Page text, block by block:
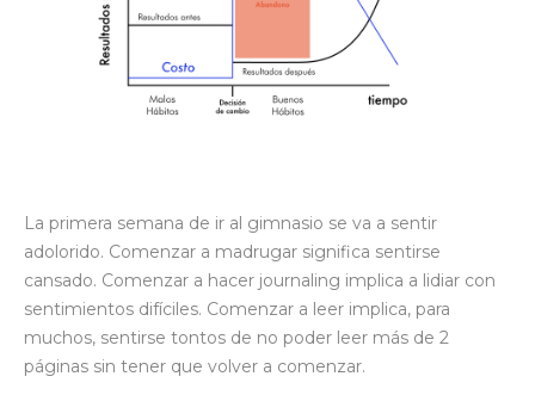
La primera semana de ir al gimnasio se va a sentir
adolorido. Comenzar a madrugar significa sentirse
cansado. Comenzar a hacer journaling implica a lidiar con
sentimientos difíciles. Comenzar a leer implica, para
muchos, sentirse tontos de no poder leer más de 2
páginas sin tener que volver a comenzar.